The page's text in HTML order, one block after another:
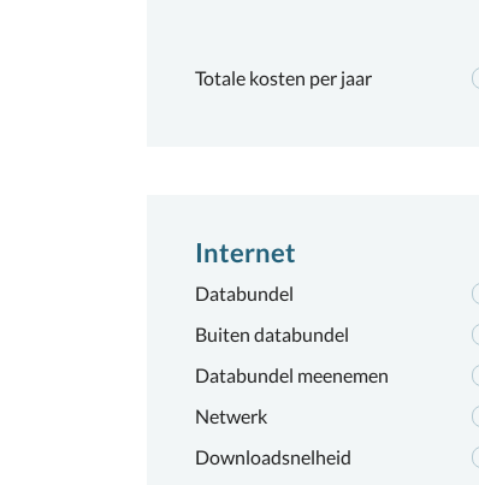
Totale kosten per jaar
Internet
Databundel
Buiten databundel
Databundel meenemen
Netwerk
Downloadsnelheid